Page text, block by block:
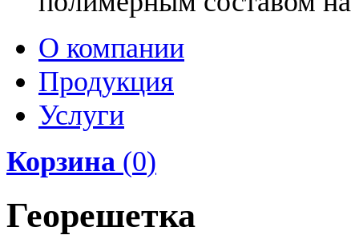
О компании
Продукция
Услуги
Корзина (0)
Георешетка